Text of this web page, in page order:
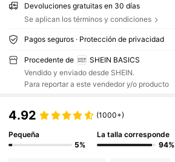
Devoluciones gratuitas en 30 días
Se aplican los términos y condiciones
Pagos seguros · Protección de privacidad
Procedente de
SHEIN BASICS
Vendido y enviado desde SHEIN.
Para reportar a este vendedor y/o producto
4.92 (1000+)
Pequeña
5%
La talla corresponde
94%